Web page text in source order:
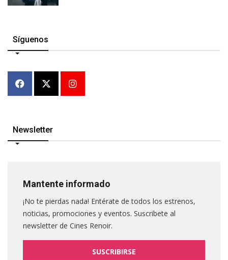
Síguenos
Newsletter
Mantente informado
¡No te pierdas nada! Entérate de todos los estrenos,
noticias, promociones y eventos. Suscribete al
newsletter de Cines Renoir.
SUSCRIBIRSE